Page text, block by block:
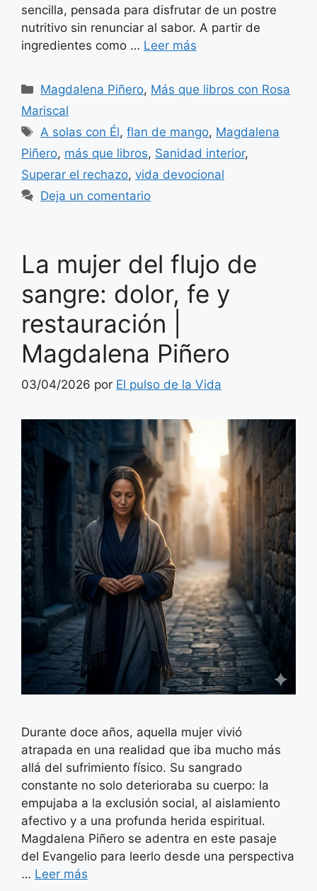
sencilla, pensada para disfrutar de un postre
nutritivo sin renunciar al sabor. A partir de
ingredientes como … Leer más
Categorías
Magdalena Piñero, Más que libros con Rosa
Mariscal
Etiquetas
A solas con Él,flan de mango, Magdalena
Piñero, más que libros, Sanidad interior,
Superar el rechazo, vida devocional
Deja un comentario
La mujer del flujo de
sangre: dolor, fe y
restauración |
Magdalena Piñero
03/04/2026 por El pulso de la Vida
Durante doce años, aquella mujer vivió
atrapada en una realidad que iba mucho más
allá del sufrimiento físico. Su sangrado
constante no solo deterioraba su cuerpo: la
empujaba a la exclusión social, al aislamiento
afectivo y a una profunda herida espiritual.
Magdalena Piñero se adentra en este pasaje
del Evangelio para leerlo desde una perspectiva
… Leer más